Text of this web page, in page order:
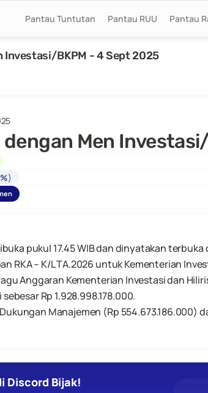
dengan Men
)
pukul 17.45 WIB dan dinyatakan
RKA – K/L TA.2026 untuk Kementerian
Anggaran Kementerian Investasi dan
Rp 1.928.998.178.000.
Manajemen (Rp 554.673.186.000)
Discord Bijak!
Investasi/BKPM - 4 Sept 2025
Pantau Tuntutan Pantau RUU Pantau